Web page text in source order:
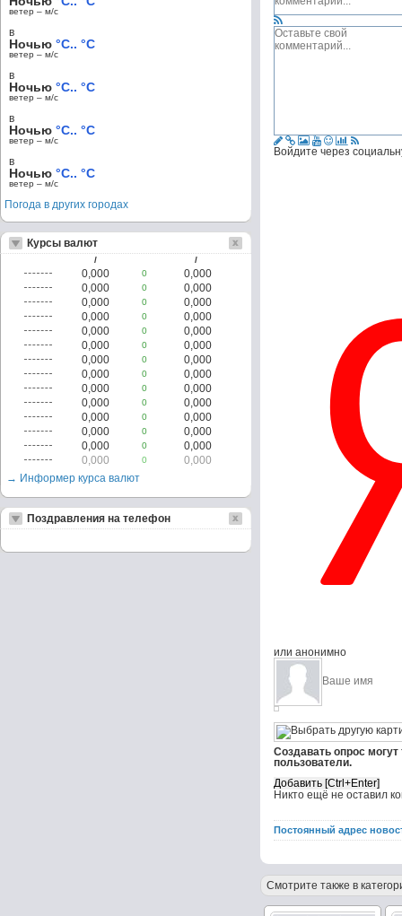
Войдите через
или анонимно
Создавать опрос
пользователи.
Никто ещё не оставил
Постоянный адрес
Смотрите также в
ветер – м/c
в
Ночью °C.. °C
ветер – м/c
в
Ночью °C.. °C
ветер – м/c
в
Ночью °C.. °C
ветер – м/c
в
Ночью °C.. °C
ветер – м/c
Погода в других городах
Курсы валют
/ /
0,000 0
0,000
0,000
0
0,000
0,000
0
0,000
0,000
0
0,000
0,000
0
0,000
0,000
0
0,000
0,000
0
0,000
0,000
0
0,000
0,000
0
0,000
0,000
0
0,000
0,000
0
0,000
0,000
0
0,000
0,000
0
0,000
0,000
0
0,000
→ Информер курса валют
Поздравления на телефон